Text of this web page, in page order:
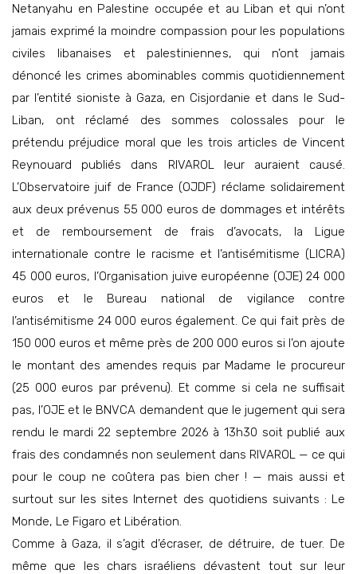
Netanyahu en Palestine occupée et au Liban et qui n’ont
jamais exprimé la moindre compassion pour les populations
civiles libanaises et palestiniennes, qui n’ont jamais
dénoncé les crimes abominables commis quotidiennement
par l’entité sioniste à Gaza, en Cisjordanie et dans le Sud-
Liban, ont réclamé des sommes colossales pour le
prétendu préjudice moral que les trois articles de Vincent
Reynouard publiés dans RIVAROL leur auraient causé.
L’Observatoire juif de France (OJDF) réclame solidairement
aux deux prévenus 55 000 euros de dommages et intérêts
et de remboursement de frais d’avocats, la Ligue
internationale contre le racisme et l’antisémitisme (LICRA)
45 000 euros, l’Organisation juive européenne (OJE) 24 000
euros et le Bureau national de vigilance contre
l’antisémitisme 24 000 euros également. Ce qui fait près de
150 000 euros et même près de 200 000 euros si l’on ajoute
le montant des amendes requis par Madame le procureur
(25 000 euros par prévenu). Et comme si cela ne suffisait
pas, l’OJE et le BNVCA demandent que le jugement qui sera
rendu le mardi 22 septembre 2026 à 13h30 soit publié aux
frais des condamnés non seulement dans RIVAROL — ce qui
pour le coup ne coûtera pas bien cher ! — mais aussi et
surtout sur les sites Internet des quotidiens suivants : Le
Monde, Le Figaro et Libération.
Comme à Gaza, il s’agit d’écraser, de détruire, de tuer. De
même que les chars israéliens dévastent tout sur leur